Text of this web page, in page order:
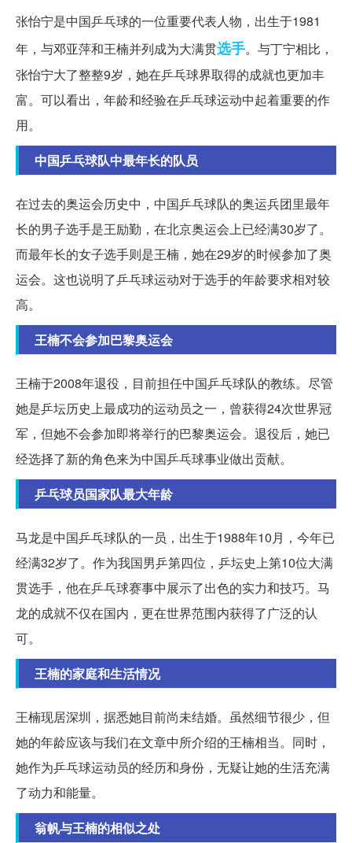
张怡宁是中国乒乓球的一位重要代表人物，出生于1981
年，与邓亚萍和王楠并列成为大满贯选手。与丁宁相比，
张怡宁大了整整9岁，她在乒乓球界取得的成就也更加丰
富。可以看出，年龄和经验在乒乓球运动中起着重要的作
用。
中国乒乓球队中最年长的队员
在过去的奥运会历史中，中国乒乓球队的奥运兵团里最年
长的男子选手是王励勤，在北京奥运会上已经满30岁了。
而最年长的女子选手则是王楠，她在29岁的时候参加了奥
运会。这也说明了乒乓球运动对于选手的年龄要求相对较
高。
王楠不会参加巴黎奥运会
王楠于2008年退役，目前担任中国乒乓球队的教练。尽管
她是乒坛历史上最成功的运动员之一，曾获得24次世界冠
军，但她不会参加即将举行的巴黎奥运会。退役后，她已
经选择了新的角色来为中国乒乓球事业做出贡献。
乒乓球员国家队最大年龄
马龙是中国乒乓球队的一员，出生于1988年10月，今年已
经满32岁了。作为我国男乒第四位，乒坛史上第10位大满
贯选手，他在乒乓球赛事中展示了出色的实力和技巧。马
龙的成就不仅在国内，更在世界范围内获得了广泛的认
可。
王楠的家庭和生活情况
王楠现居深圳，据悉她目前尚未结婚。虽然细节很少，但
她的年龄应该与我们在文章中所介绍的王楠相当。同时，
她作为乒乓球运动员的经历和身份，无疑让她的生活充满
了动力和能量。
翁帆与王楠的相似之处